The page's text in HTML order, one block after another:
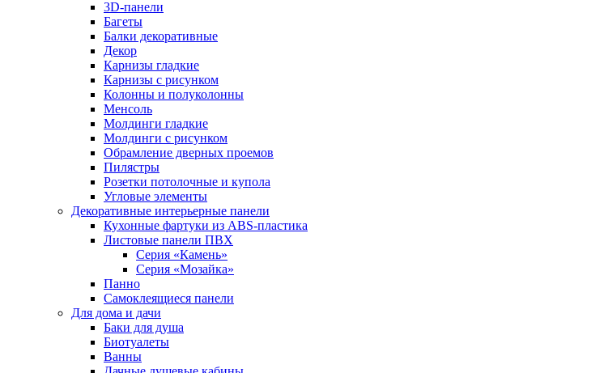
3D-панели
Багеты
Балки декоративные
Декор
Карнизы гладкие
Карнизы с рисунком
Колонны и полуколонны
Менсоль
Молдинги гладкие
Молдинги с рисунком
Обрамление дверных проемов
Пилястры
Розетки потолочные и купола
Угловые элементы
Декоративные интерьерные панели
Кухонные фартуки из ABS-пластика
Листовые панели ПВХ
Серия «Камень»
Серия «Мозайка»
Панно
Самоклеящиеся панели
Для дома и дачи
Баки для душа
Биотуалеты
Ванны